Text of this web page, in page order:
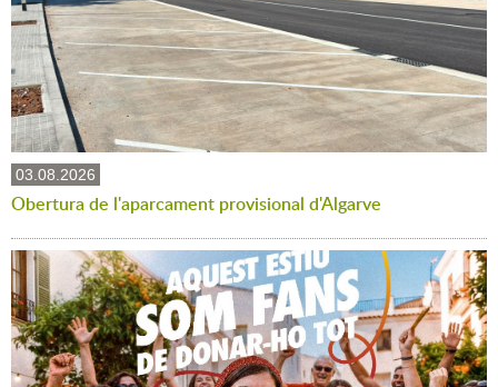
03.08.2026
Obertura de l'aparcament provisional d'Algarve